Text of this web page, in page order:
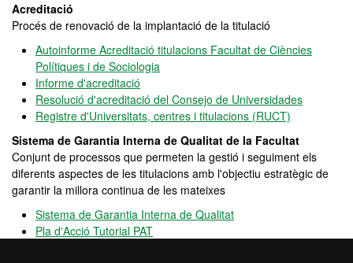
Acreditació
Procés de renovació de la implantació de la titulació
Autoinforme Acreditació titulacions Facultat de Ciències
Polítiques i de Sociologia
Informe d'acreditació
Resolució d'acreditació del Consejo de Universidades
Registre d'Universitats, centres i titulacions (RUCT)
Sistema de Garantia Interna de Qualitat de la Facultat
Conjunt de processos que permeten la gestió i seguiment els
diferents aspectes de les titulacions amb l'objectiu estratègic de
garantir la millora continua de les mateixes
Sistema de Garantia Interna de Qualitat
Pla d'Acció Tutorial PAT